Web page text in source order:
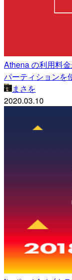
Athena の利用料
パーティションを
まさを
2020.03.10